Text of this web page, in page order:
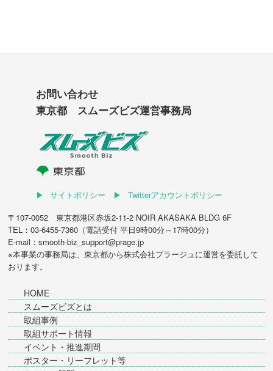
お問い合わせ
東京都 スムーズビズ運営事務局
サイトポリシー
Twitterアカウントポリシー
〒107-0052 東京都港区赤坂2-11-2 NOIR AKASAKA BLDG 6F
TEL：03-6455-7360（電話受付 平日9時00分～17時00分）
E-mail：smooth-biz_support@prage.jp
※本事業の事務局は、東京都から株式会社プラージュに運営を委託して
おります。
HOME
スムーズビズとは
取組事例
取組サポート情報
イベント・推進期間
ポスター・リーフレット等